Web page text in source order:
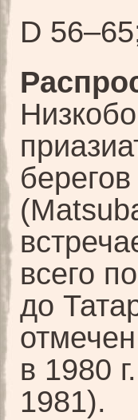
D
всего
до
в 1980
1981).